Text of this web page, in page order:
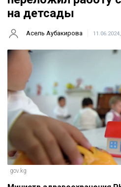
на детсады
Асель Аубакирова
gov.kg